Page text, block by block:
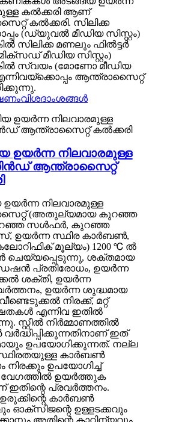
കൽക്കരി ആണ്
കൽക്കരി. സിലിക്ക
(ഡ്യുവൽ മീഡിയ സിസ്റ്റം)
സിലിക്ക മണലും ഫിൽട്ടർ
മീഡിയ സിസ്റ്റം)
സ്വയം (മോണോ മീഡിയ
എന്നിവയ്‌ക്കൊപ്പം ആന്ത്രാസൈറ്റ്
വിശദാംശങ്ങൾ
ഉയർന്ന നിലവാരമുള്ള
ആന്ത്രാസൈറ്റ്
നിലവാരമുള്ള
(അതുല്യമായ കുറഞ്ഞ
സൾഫർ, കുറഞ്ഞ
ഉയർന്ന സ്ഥിര കാർബൺ,
മൂല്യം) 1200 ℃ ൽ
ചെയ്യപ്പെടുന്നു, ശക്തമായ
പ്രതിരോധം, ഉയർന്ന
ശക്തി, ഉയർന്ന
ഉയർന്ന ശുദ്ധമായ
നിരക്ക്, മറ്റ്
എന്നിവ ഇതിൽ
സ്റ്റീൽ നിർമ്മാണത്തിൽ
ഇത്
ഉപയോഗിക്കുന്നത്. നല്ല
കാർബൺ
ഉപയോഗിച്ച്
വേഗത്തിൽ ഉയർത്തുക
ഇതിന്റെ പ്രവർത്തനം.
കാർബൺ
ഓക്സിജന്റെ ഉള്ളടക്കവും
അതിന്റെ കാഠിന്യവും